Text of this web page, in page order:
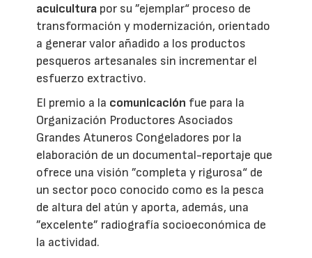
acuicultura por su ”ejemplar“ proceso de
transformación y modernización, orientado
a generar valor añadido a los productos
pesqueros artesanales sin incrementar el
esfuerzo extractivo.
El premio a la comunicación fue para la
Organización Productores Asociados
Grandes Atuneros Congeladores por la
elaboración de un documental-reportaje que
ofrece una visión ”completa y rigurosa“ de
un sector poco conocido como es la pesca
de altura del atún y aporta, además, una
”excelente” radiografía socioeconómica de
la actividad.